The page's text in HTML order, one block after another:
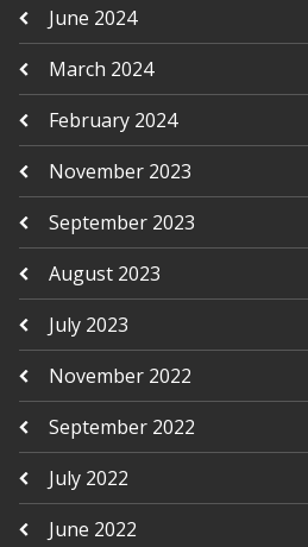
June 2024
March 2024
February 2024
November 2023
September 2023
August 2023
July 2023
November 2022
September 2022
July 2022
June 2022